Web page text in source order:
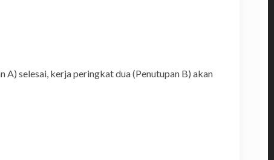
A) selesai, kerja peringkat dua (Penutupan B) akan